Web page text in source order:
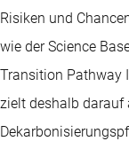
Risiken und
wie der Science
Transition Pathway
zielt deshalb darauf